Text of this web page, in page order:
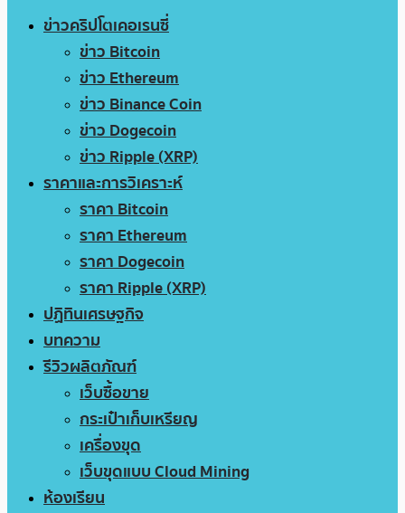
ข่าวคริปโตเคอเรนซี่
ข่าว Bitcoin
ข่าว Ethereum
ข่าว Binance Coin
ข่าว Dogecoin
ข่าว Ripple (XRP)
ราคาและการวิเคราะห์
ราคา Bitcoin
ราคา Ethereum
ราคา Dogecoin
ราคา Ripple (XRP)
ปฏิทินเศรษฐกิจ
บทความ
รีวิวผลิตภัณฑ์
เว็บซื้อขาย
กระเป๋าเก็บเหรียญ
เครื่องขุด
เว็บขุดแบบ Cloud Mining
ห้องเรียน